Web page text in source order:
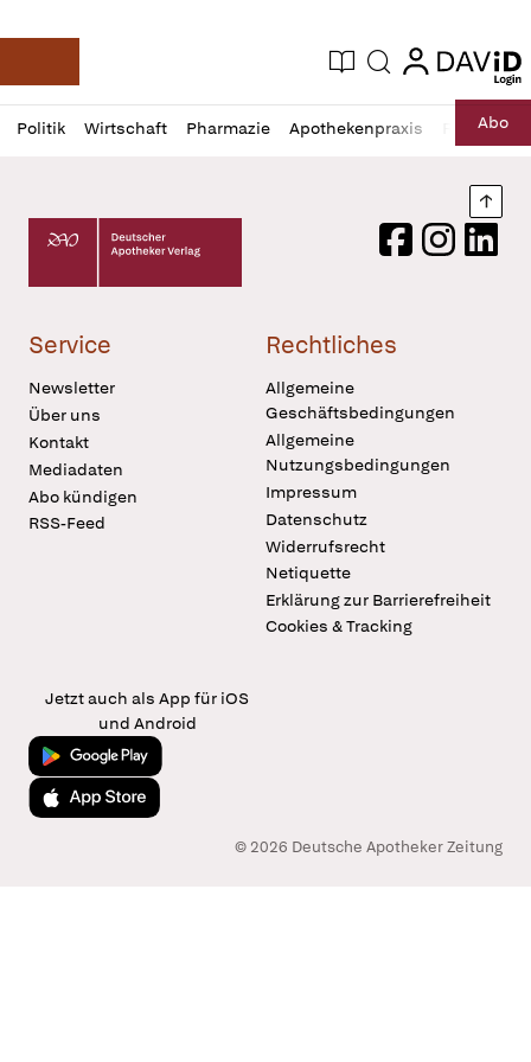
Deutsche Apotheker Zeitung
Aktuelle Ausgabe
Suche login
login
Politik Wirtschaft Pharmazie Apothekenpraxis RechtAbo
Profil
öffnen
Daz
Pur
Deutscher Apotheker Verlag Logo
FacebookInstagram
Service
Newsletter
Über uns
Kontakt
Mediadaten
Abo kündigen
RSS-Feed
Rechtliches
Allgemeine
Geschäftsbedingungen
Allgemeine
Nutzungsbedingungen
Impressum
Datenschutz
Widerrufsrecht
Netiquette
Erklärung zur Barrierefreiheit
Cookies & Tracking
Jetzt auch als App für iOS
und Android
Jetzt bei Google Play
Laden im App Store
© 2026 Deutsche Apotheker Zeitung